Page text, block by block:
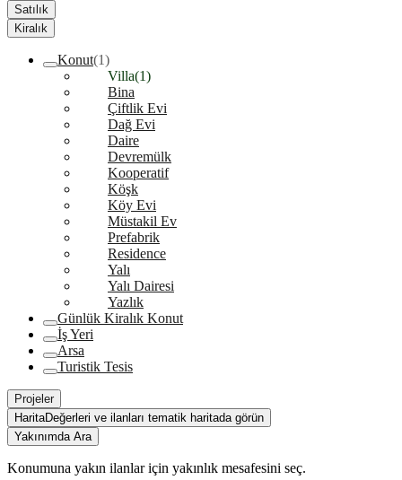
Satılık
Kiralık
Konut(1)
Villa(1)
Bina
Çiftlik Evi
Dağ Evi
Daire
Devremülk
Kooperatif
Köşk
Köy Evi
Müstakil Ev
Prefabrik
Residence
Yalı
Yalı Dairesi
Yazlık
Günlük Kiralık Konut
İş Yeri
Arsa
Turistik Tesis
Projeler
HaritaDeğerleri ve ilanları tematik haritada görün
Yakınımda Ara
Konumuna yakın ilanlar için yakınlık mesafesini seç.